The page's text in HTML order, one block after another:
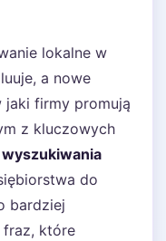
lokalne w
a nowe
jaki firmy promują
z kluczowych
wyszukiwania
do
bardziej
fraz, które